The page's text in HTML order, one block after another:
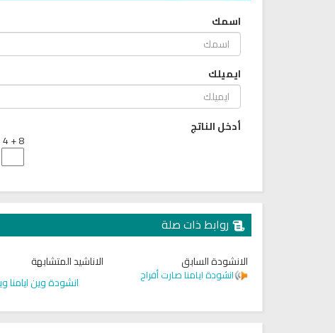
اسمك
ايميلك
أدخل الناتج
8 + 4 =
روابط ذات صلة
الانشودة السابق
انشودة ايامنا صارت أفراح
الاناشيد المتشابهة
انشودة وين ايامنا